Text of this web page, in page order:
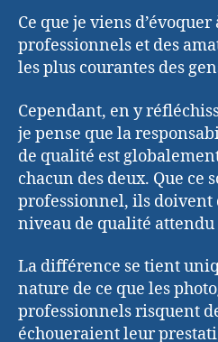
Ce que je viens d’évoquer
professionnels et des
les plus courantes des
Cependant, en y
je pense que la
de qualité est
chacun des deux. Que ce
professionnel, ils doivent
niveau de qualité
La différence se tient
nature de ce que les
professionnels risquent
échoueraient leur